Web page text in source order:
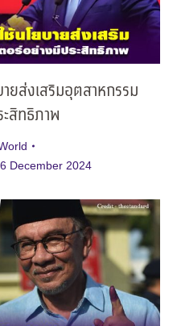
ยส่งเสริมอุตสาหกรรม
สิทธิภาพ
December 2024